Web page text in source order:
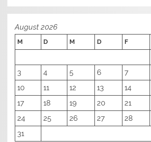
August 2026
M D M D F
3
4 5 6 7
10
11 12 13 14
17
18 19 20 21
24
25 26 27 28
31